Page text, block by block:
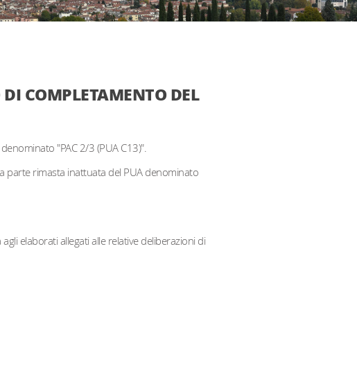
COMPLETAMENTO DEL
"PAC 2/3 (PUA C13)".
parte rimasta inattuata del PUA denominato
elaborati allegati alle relative deliberazioni di